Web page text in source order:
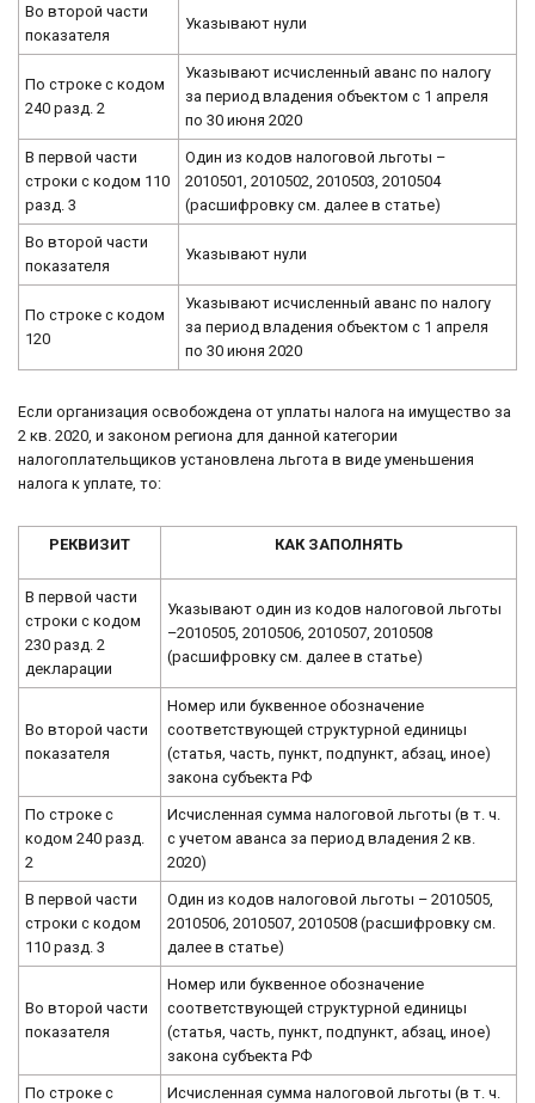
Во второй части
показателя
Указывают нули
По строке с кодом
240 разд. 2
Указывают исчисленный аванс по налогу
за период владения объектом с 1 апреля
по 30 июня 2020
В первой части
строки с кодом 110
разд. 3
Один из кодов налоговой льготы –
2010501, 2010502, 2010503, 2010504
(расшифровку см. далее в статье)
Во второй части
показателя
Указывают нули
По строке с кодом
120
Указывают исчисленный аванс по налогу
за период владения объектом с 1 апреля
по 30 июня 2020
Если организация освобождена от уплаты налога на имущество за
2 кв. 2020, и законом региона для данной категории
налогоплательщиков установлена льгота в виде уменьшения
налога к уплате, то:
РЕКВИЗИТ КАК ЗАПОЛНЯТЬ
В первой части
строки с кодом
230 разд. 2
декларации
Указывают один из кодов налоговой льготы
–2010505, 2010506, 2010507, 2010508
(расшифровку см. далее в статье)
Во второй части
показателя
Номер или буквенное обозначение
соответствующей структурной единицы
(статья, часть, пункт, подпункт, абзац, иное)
закона субъекта РФ
По строке с
кодом 240 разд.
2
Исчисленная сумма налоговой льготы (в т. ч.
с учетом аванса за период владения 2 кв.
2020)
В первой части
строки с кодом
110 разд. 3
Один из кодов налоговой льготы – 2010505,
2010506, 2010507, 2010508 (расшифровку см.
далее в статье)
Во второй части
показателя
Номер или буквенное обозначение
соответствующей структурной единицы
(статья, часть, пункт, подпункт, абзац, иное)
закона субъекта РФ
По строке с
Исчисленная сумма налоговой льготы (в т. ч.